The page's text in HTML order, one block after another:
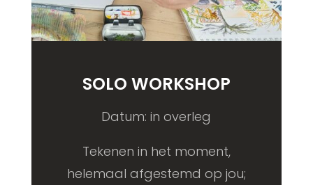
SOLO WORKSHOP
Datum: in overleg
Tekenen in het moment,
helemaal afgestemd op jou;